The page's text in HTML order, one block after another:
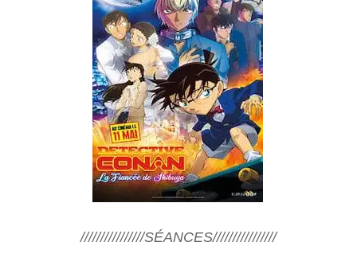
////////////////SÉANCES////////////////